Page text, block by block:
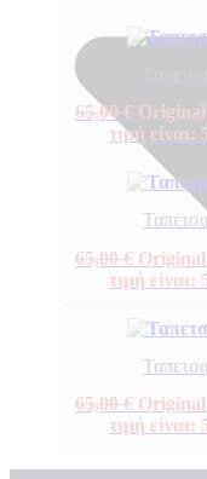
65,00€ Original
τιμή είναι:
65,00€ Original
τιμή είναι:
65,00€ Original
τιμή είναι: